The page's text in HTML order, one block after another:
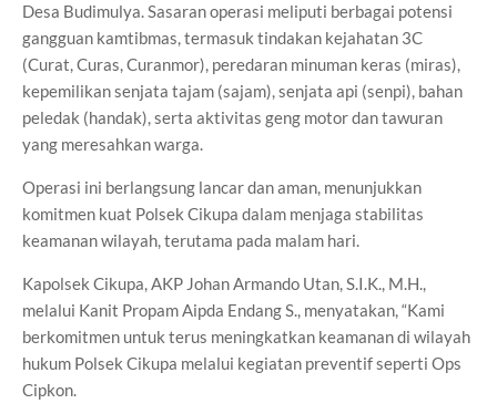
Desa Budimulya. Sasaran operasi meliputi berbagai potensi
gangguan kamtibmas, termasuk tindakan kejahatan 3C
(Curat, Curas, Curanmor), peredaran minuman keras (miras),
kepemilikan senjata tajam (sajam), senjata api (senpi), bahan
peledak (handak), serta aktivitas geng motor dan tawuran
yang meresahkan warga.
Operasi ini berlangsung lancar dan aman, menunjukkan
komitmen kuat Polsek Cikupa dalam menjaga stabilitas
keamanan wilayah, terutama pada malam hari.
Kapolsek Cikupa, AKP Johan Armando Utan, S.I.K., M.H.,
melalui Kanit Propam Aipda Endang S., menyatakan, “Kami
berkomitmen untuk terus meningkatkan keamanan di wilayah
hukum Polsek Cikupa melalui kegiatan preventif seperti Ops
Cipkon.